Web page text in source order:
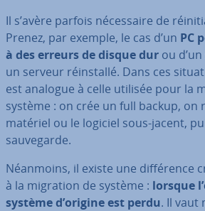
Il s’avère parfois né­ces­saire de
Prenez, par exemple, le cas d’un PC
à des erreurs de disque dur ou
un serveur réins­tallé. Dans ces
est analogue à celle utilisée pour la
système : on crée un full backup, on
matériel ou le logiciel sous-jacent,
sau­ve­garde.
Néanmoins, il existe une dif­fé­rence
à la migration de système : lorsque
système d’origine est perdu. Il vaut